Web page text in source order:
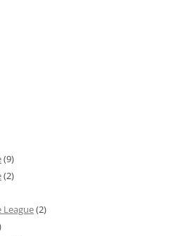
(9)
(2)
League(2)